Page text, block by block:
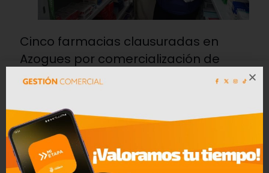
Cinco farmacias clausuradas en
Azogues por comercialización de
productos reportados como robados
Leer mas